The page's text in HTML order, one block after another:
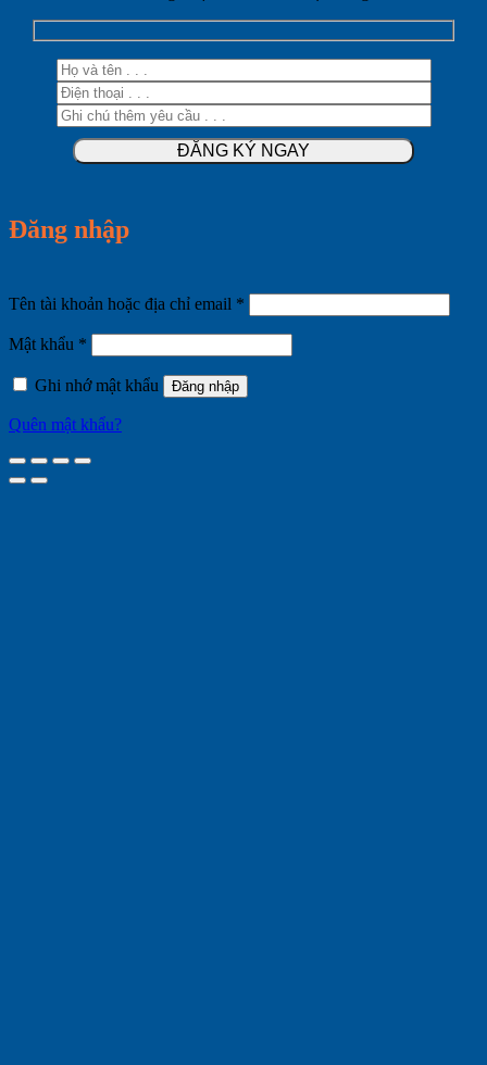
Đăng nhập
Tên tài khoản hoặc địa chỉ email *
buộc
Mật khẩu *
buộc
Ghi nhớ mật khẩu
Đăng nhập
Quên mật khẩu?